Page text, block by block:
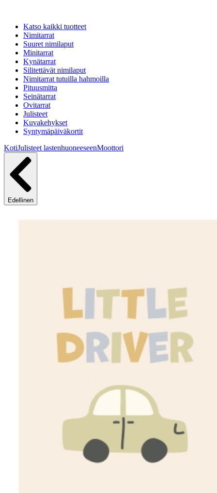
Katso kaikki tuotteet
Nimitarrat
Suuret nimilaput
Minitarrat
Kynätarrat
Silitettävät nimilaput
Nimitarrat tutuilla hahmoilla
Pituusmitta
Seinätarrat
Ovitarrat
Julisteet
Kuvakehykset
Syntymäpäiväkortit
KotiJulisteet lastenhuoneeseenMoottori
Edellinen